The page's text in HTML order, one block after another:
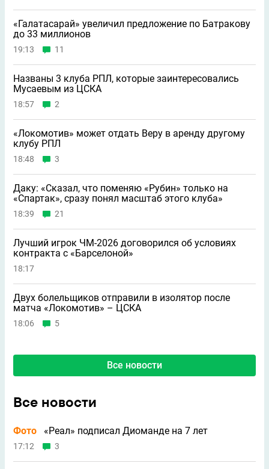
«Галатасарай» увеличил предложение по Батракову
до 33 миллионов
19:13 11
Названы 3 клуба РПЛ, которые заинтересовались
Мусаевым из ЦСКА
18:57 2
«Локомотив» может отдать Веру в аренду другому
клубу РПЛ
18:48 3
Даку: «Сказал, что поменяю «Рубин» только на
«Спартак», сразу понял масштаб этого клуба»
18:39 21
Лучший игрок ЧМ-2026 договорился об условиях
контракта с «Барселоной»
18:17
Двух болельщиков отправили в изолятор после
матча «Локомотив» – ЦСКА
18:06 5
Все новости
Все новости
Фото «Реал» подписал Диоманде на 7 лет
17:12 3